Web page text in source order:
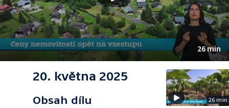
26 min
20. května 2025
Obsah dílu
26 min